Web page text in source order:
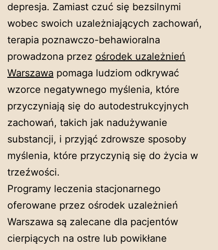
depresja. Zamiast czuć się bezsilnymi
wobec swoich uzależniających zachowań,
terapia poznawczo-behawioralna
prowadzona przez ośrodek uzależnień
Warszawa pomaga ludziom odkrywać
wzorce negatywnego myślenia, które
przyczyniają się do autodestrukcyjnych
zachowań, takich jak nadużywanie
substancji, i przyjąć zdrowsze sposoby
myślenia, które przyczynią się do życia w
trzeźwości.
Programy leczenia stacjonarnego
oferowane przez ośrodek uzależnień
Warszawa są zalecane dla pacjentów
cierpiących na ostre lub powikłane